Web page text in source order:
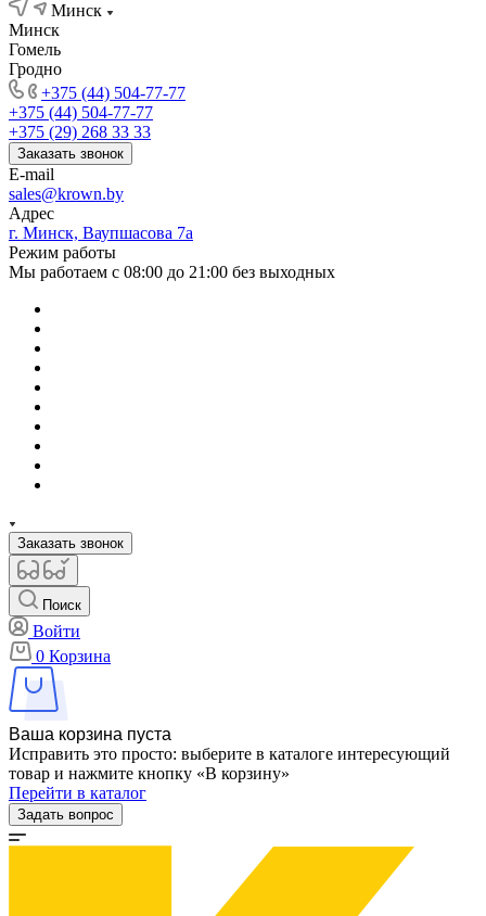
Минск
Минск
Гомель
Гродно
+375 (44) 504-77-77
+375 (44) 504-77-77
+375 (29) 268 33 33
Заказать звонок
E-mail
sales@krown.by
Адрес
г. Минск, Ваупшасова 7а
Режим работы
Мы работаем с 08:00 до 21:00 без выходных
Заказать звонок
Поиск
Войти
0 Корзина
Ваша корзина пуста
Исправить это просто: выберите в каталоге интересующий
товар и нажмите кнопку «В корзину»
Перейти в каталог
Задать вопрос